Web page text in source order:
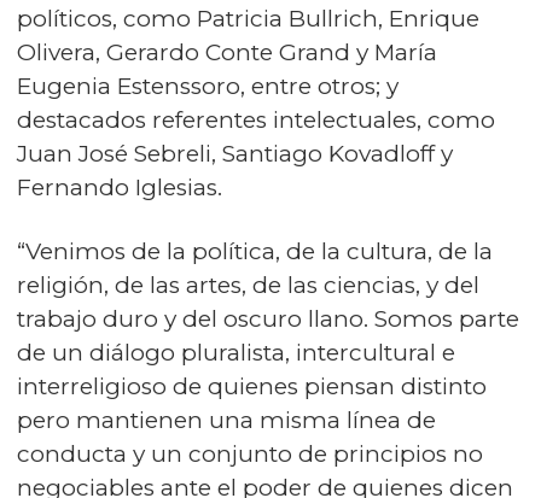
políticos, como Patricia Bullrich, Enrique
Olivera, Gerardo Conte Grand y María
Eugenia Estenssoro, entre otros; y
destacados referentes intelectuales, como
Juan José Sebreli, Santiago Kovadloff y
Fernando Iglesias.
“Venimos de la política, de la cultura, de la
religión, de las artes, de las ciencias, y del
trabajo duro y del oscuro llano. Somos parte
de un diálogo pluralista, intercultural e
interreligioso de quienes piensan distinto
pero mantienen una misma línea de
conducta y un conjunto de principios no
negociables ante el poder de quienes dicen